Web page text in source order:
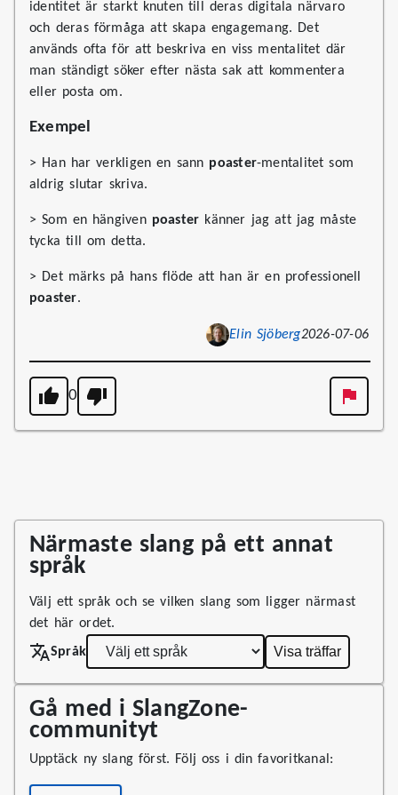
identitet är starkt knuten till deras digitala närvaro
och deras förmåga att skapa engagemang. Det
används ofta för att beskriva en viss mentalitet där
man ständigt söker efter nästa sak att kommentera
eller posta om.
Exempel
> Han har verkligen en sann poaster-mentalitet som
aldrig slutar skriva.
> Som en hängiven poaster känner jag att jag måste
tycka till om detta.
> Det märks på hans flöde att han är en professionell
poaster.
Elin Sjöberg2026-07-06
0
Närmaste slang på ett annat
språk
Välj ett språk och se vilken slang som ligger närmast
det här ordet.
Språk
Visa träffar
Gå med i SlangZone-
communityt
Upptäck ny slang först. Följ oss i din favoritkanal: